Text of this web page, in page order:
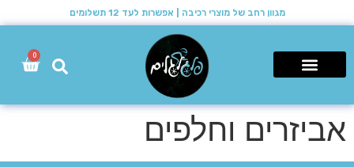
מגוון רחב של מוצרי רכיבה | אפשרות לעד 12 תשלומים
0
אביזרים וחלפים